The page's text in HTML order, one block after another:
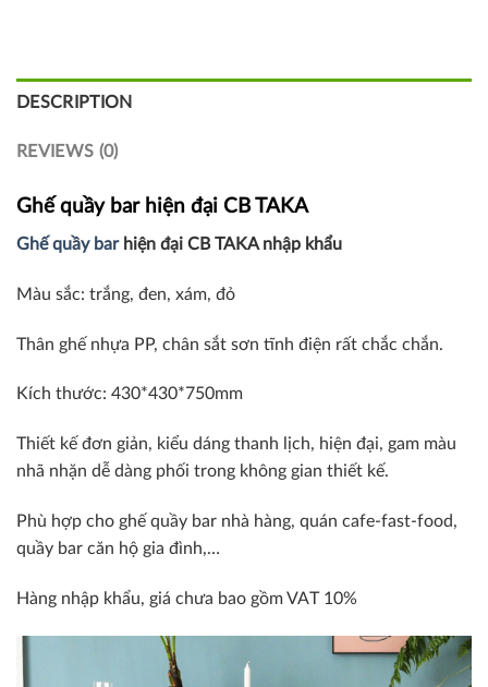
DESCRIPTION
REVIEWS (0)
Ghế quầy bar hiện đại CB TAKA
Ghế quầy barhiện đại CB TAKA nhập khẩu
Màu sắc: trắng, đen, xám, đỏ
Thân ghế nhựa PP, chân sắt sơn tĩnh điện rất chắc chắn.
Kích thước: 430*430*750mm
Thiết kế đơn giản, kiểu dáng thanh lịch, hiện đại, gam màu
nhã nhặn dễ dàng phối trong không gian thiết kế.
Phù hợp cho ghế quầy bar nhà hàng, quán cafe-fast-food,
quầy bar căn hộ gia đình,…
Hàng nhập khẩu, giá chưa bao gồm VAT 10%